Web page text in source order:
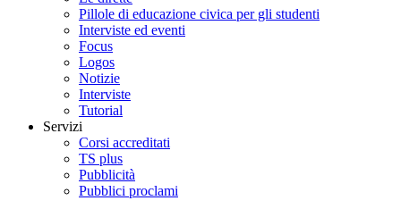
Pillole di educazione civica per gli studenti
Interviste ed eventi
Focus
Logos
Notizie
Interviste
Tutorial
Servizi
Corsi accreditati
TS plus
Pubblicità
Pubblici proclami